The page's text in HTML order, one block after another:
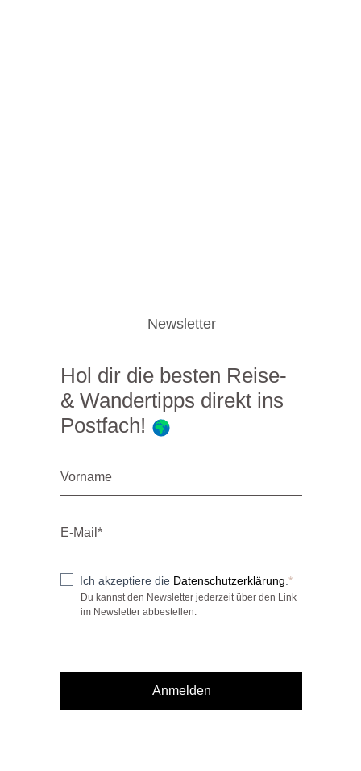
Newsletter
Hol dir die besten Reise-
& Wandertipps direkt ins
Postfach!
Ich akzeptiere die Datenschutzerklärung.
Du kannst den Newsletter jederzeit über den Link
im Newsletter abbestellen.
Anmelden